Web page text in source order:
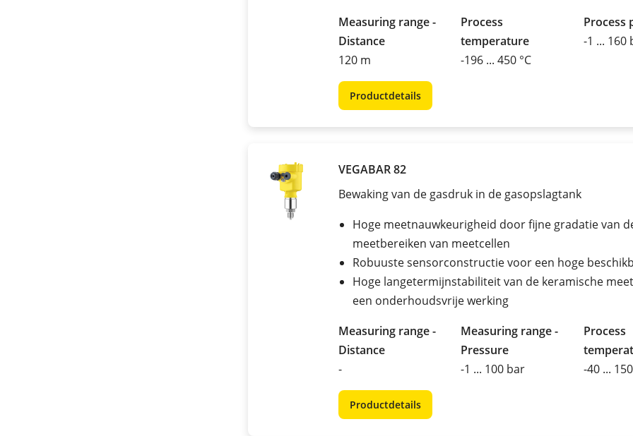
Measuring range -
Distance
120 m
Process
temperature
-196 ... 450 °C
Process
-1 ... 160
Productdetails
VEGABAR 82
Bewaking van de gasdruk in de gasopslagtank
Hoge meetnauwkeurigheid door fijne gradatie van
meetbereiken van meetcellen
Robuuste sensorconstructie voor een hoge
Hoge langetermijnstabiliteit van de keramische
een onderhoudsvrije werking
Measuring range -
Distance
-
Measuring range -
Pressure
-1 ... 100 bar
Process
-40 ...
Productdetails